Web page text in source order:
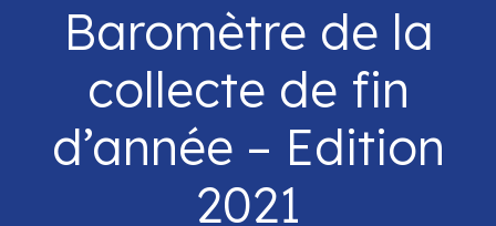
Baromètre de la
collecte de fin
d’année – Edition
2021